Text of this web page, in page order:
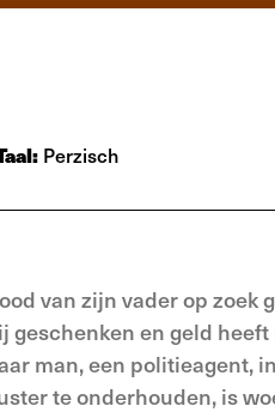
Perzisch
van zijn vader op zoek
geschenken en geld
man, een politieagent,
te onderhouden, is